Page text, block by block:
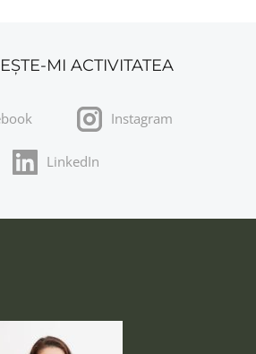
MI ACTIVITATEA
Instagram
LinkedIn